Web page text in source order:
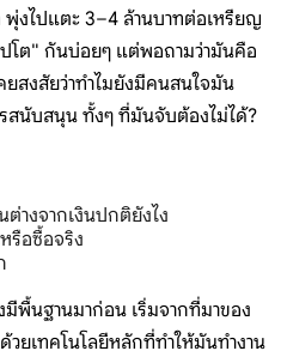
งไปแตะ 3–4 ล้านบาทต่อเหรียญ
ต" กันบ่อยๆ แต่พอถามว่ามันคือ
ยสงสัยว่าทำไมยังมีคนสนใจมัน
สนับสนุน ทั้งๆ ที่มันจับต้องไม่ได้?
างจากเงินปกติยังไง
รือซื้อจริง
พื้นฐานมาก่อน เริ่มจากที่มาของ
ยเทคโนโลยีหลักที่ทำให้มันทำงาน